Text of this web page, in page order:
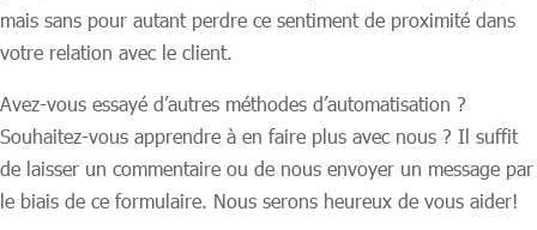
mais sans pour autant perdre ce sentiment de proximité dans
votre relation avec le client.
Avez-vous essayé d’autres méthodes d’automatisation ?
Souhaitez-vous apprendre à en faire plus avec nous ? Il suffit
de laisser un commentaire ou de nous envoyer un message par
le biais de ce formulaire. Nous serons heureux de vous aider!